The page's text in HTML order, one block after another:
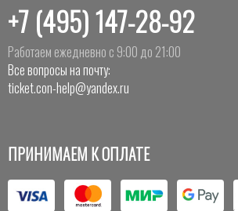
+7 (495) 147-28-92
Работаем ежедневно с 9:00 до 21:00
Все вопросы на почту:
ticket.con-help@yandex.ru
ПРИНИМАЕМ К ОПЛАТЕ